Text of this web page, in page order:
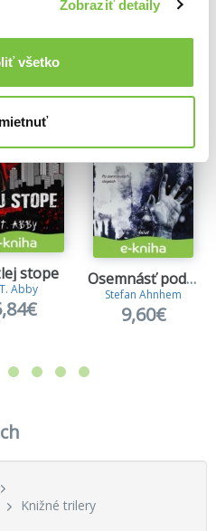
Zobraziť detaily
všetko
kategórie
stope
Abby
Osemnásť pod nulou
Stefan Ahnhem
9,60€
Knižné trilery